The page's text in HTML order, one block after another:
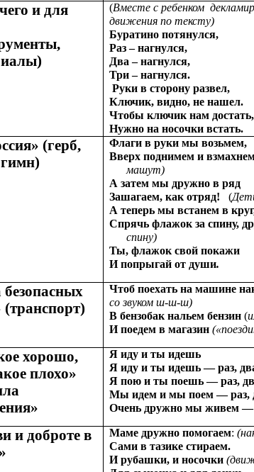
и для
(Вместе с ребенком
движения по тексту)
Буратино потянулся,
Раз – нагнулся,
Два – нагнулся,
Три – нагнулся.
Руки в сторону развел,
Ключик, видно, не нашел.
Чтобы ключик нам достать,
Нужно на носочки встать.
(герб,
Флаги в руки мы возьмем,
Вверх поднимем и
машут)
А затем мы дружно в ряд
Зашагаем, как отряд! (
А теперь мы встанем в
Спрячь флажок за спину,
спину)
Ты, флажок свой покажи
И попрыгай от души
(транспорт)
Чтоб поехать на машине
со звуком ш-ш-ш)
В бензобак нальем бензин(
И поедем в магазин
хорошо,
плохо»
Я иду и ты идешь
Я иду и ты идешь — раз,
Я пою и ты поешь — раз,
Мы идем и мы поем — раз,
Очень дружно мы живем —
и доброте в
Маме дружно помогаем:
Сами в тазике стираем.
И рубашки, и носочки